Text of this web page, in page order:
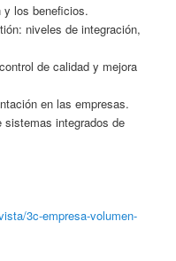
y los beneficios.
niveles de integración,
de calidad y mejora
en las empresas.
sistemas integrados de
3c-empresa-volumen-